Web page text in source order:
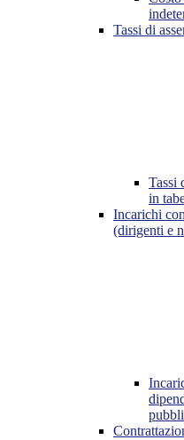
Tassi di
Tassi
in
Incarichi
(dirigenti e